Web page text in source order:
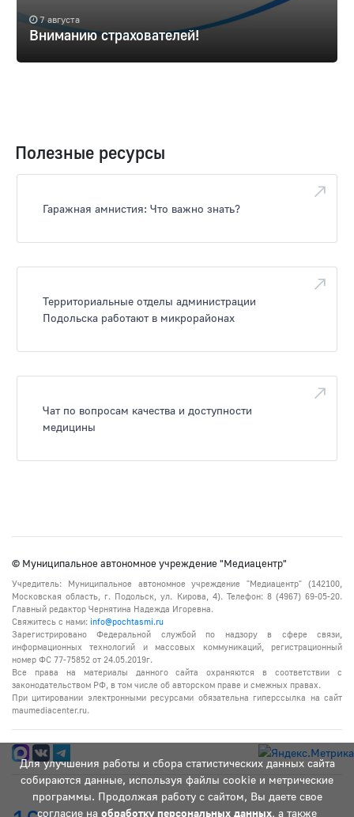
7 августа
Вниманию страхователей!
Полезные ресурсы
Гаражная амнистия: Что важно знать?
Территориальные отделы администрации
Подольска работают в микрорайонах
Чат по вопросам качества и доступности
медицины
Для улучшения работы и сбора статистических данных сайта
собираются данные, используя файлы cookie и метрические
программы. Продолжая работу с сайтом, Вы даете свое
согласие на обработку персональных данных, а также
© Муниципальное автономное учреждение "Медиацентр"
Учредитель: Муниципальное автономное учреждение "Медиацентр" (142100,
Московская область, г. Подольск, ул. Кирова, 4). Телефон: 8 (4967) 69-05-20.
Главный редактор Чернятина Надежда Игоревна.
Свяжитесь с нами: info@pochtasmi.ru
Зарегистрировано Федеральной службой по надзору в сфере связи,
информационных технологий и массовых коммуникаций, регистрационный
номер ФС 77-75852 от 24.05.2019г.
Все права на материалы данного сайта охраняются в соответствии с
законодательством РФ, в том числе об авторском праве и смежных правах.
При цитировании электронными ресурсами обязательна гиперссылка на сайт
maumediacenter.ru.